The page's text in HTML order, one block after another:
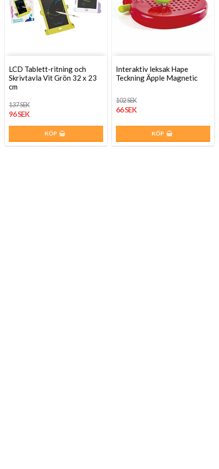
LCD Tablett-ritning och
Skrivtavla Vit Grön 32 x 23
cm
137 SEK
96 SEK
KÖP
Interaktiv leksak Hape
Teckning Äpple Magnetic
102 SEK
66 SEK
KÖP